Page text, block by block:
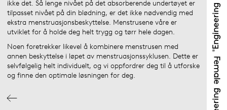
ikke det. Så lenge nivået på det absorberende undertøyet er
tilpasset nivået på din blødning, er det ikke nødvendig med
ekstra menstruasjonsbeskyttelse. Menstrusene våre er
utviklet for å holde deg helt trygg og tørr hele dagen.
Noen foretrekker likevel å kombinere menstrusen med
annen beskyttelse i løpet av menstruasjonssyklusen. Dette er
selvfølgelig helt individuelt, og vi oppfordrer deg til å utforske
og finne den optimale løsningen for deg.